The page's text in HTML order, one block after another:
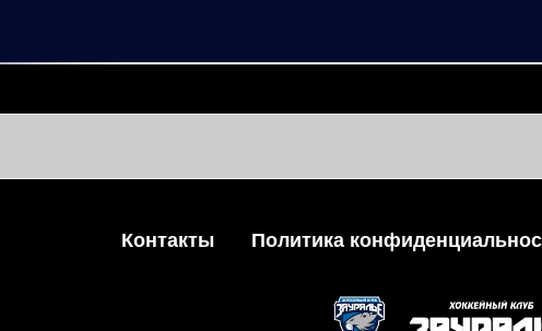
Контакты Политика